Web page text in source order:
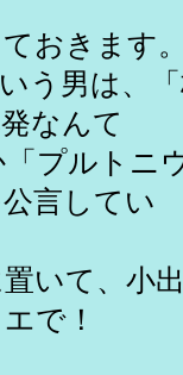
おきます
う男は、
なんて
プルトニ
言してい
いて、小
エで！